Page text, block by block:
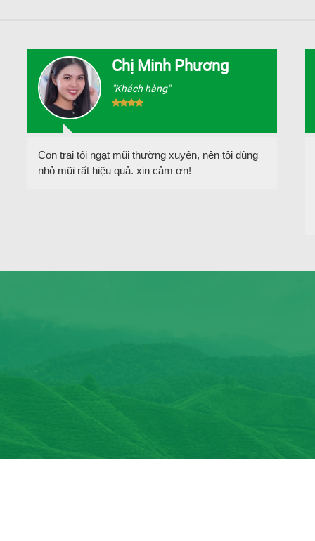
Chị Minh Phương
"Khách hàng"
Con trai tôi ngạt mũi thường xuyên, nên tôi dùng
nhỏ mũi rất hiệu quả. xin cảm ơn!